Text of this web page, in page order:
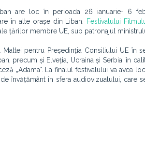
are loc în perioada 26 ianuarie- 6
în alte orașe din Liban.
Festivalului
țărilor membre UE, sub patronajul
pentru Președinția Consiliului UE în
precum și Elveția, Ucraina și Serbia, în
„Adama". La finalul festivalului va avea
învățământ în sfera audiovizualului, care